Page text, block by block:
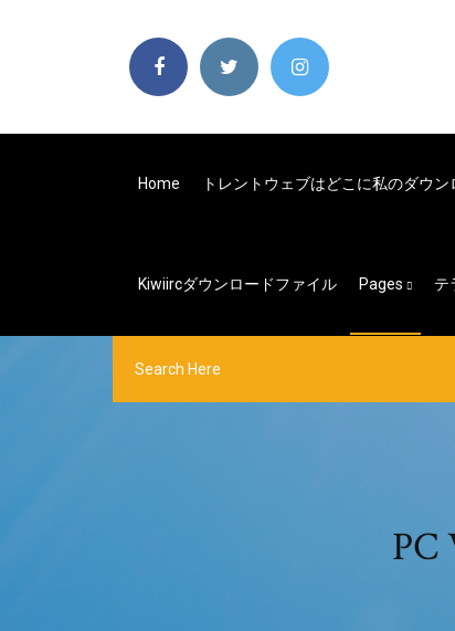
Home トレントウェブはどこに私のダウ
Kiwiircダウンロードファイル Pages テ